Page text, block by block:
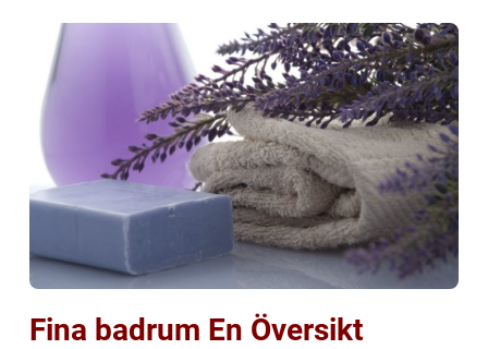
Fina badrum En Översikt